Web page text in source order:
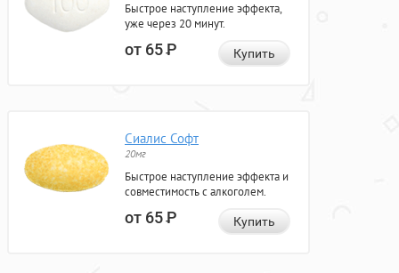
Быстрое наступление эффекта,
уже через 20 минут.
от 65Р Купить
Сиалис Софт
20мг
Быстрое наступление эффекта и
совместимость с алкоголем.
от 65Р Купить